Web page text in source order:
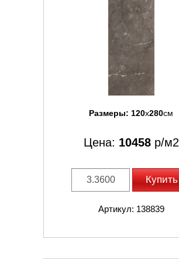
Размеры: 120x280см
Цена: 10458р/м2
Купить
Артикул: 138839